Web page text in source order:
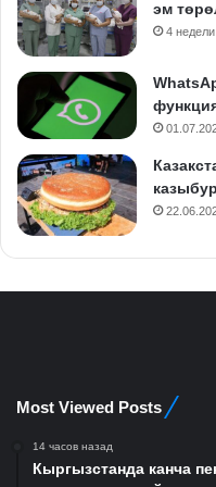
эм
4
Most Viewed Posts
14 часов назад
Кыргызстанда канча